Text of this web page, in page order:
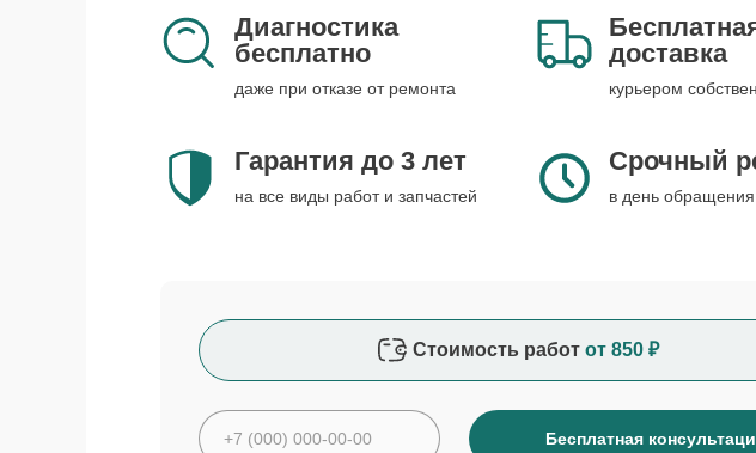
Диагностика
бесплатно
даже при отказе от ремонта
доставка
курьером
Гарантия до 3 лет
на все виды работ и запчастей
Срочный
в день
Стоимость работ от 850 ₽
Бесплатная